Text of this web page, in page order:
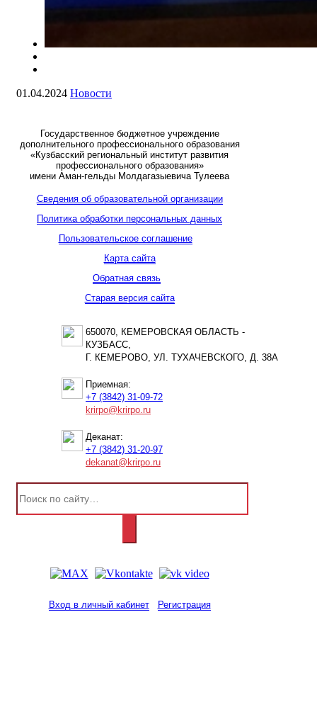
01.04.2024 Новости
Государственное бюджетное учреждение
дополнительного профессионального образования
«Кузбасский региональный институт развития
профессионального образования»
имени Аман-гельды Молдагазыевича Тулеева
Сведения об образовательной организации
Политика обработки персональных данных
Пользовательское соглашение
Карта сайта
Обратная связь
Старая версия сайта
650070, КЕМЕРОВСКАЯ ОБЛАСТЬ -
КУЗБАСС,
Г. КЕМЕРОВО, УЛ. ТУХАЧЕВСКОГО, Д. 38А
Приемная:
+7 (3842) 31-09-72
krirpo@krirpo.ru
Деканат:
+7 (3842) 31-20-97
dekanat@krirpo.ru
Вход в личный кабинет Регистрация